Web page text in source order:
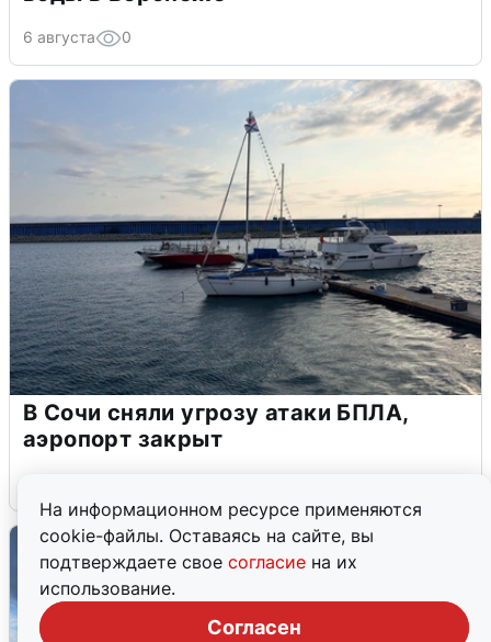
На информационном ресурсе применяются
cookie-файлы. Оставаясь на сайте, вы
подтверждаете свое согласие на их
использование.
Согласен
6 августа 0
В Сочи сняли угрозу атаки БПЛА,
аэропорт закрыт